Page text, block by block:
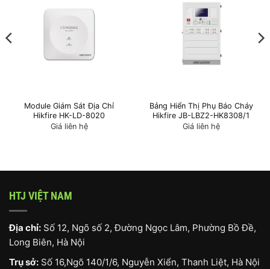
Module Giám Sát Địa Chỉ
Hikfire HK-LD-8020
Giá liên hệ
Bảng Hiển Thị Phụ Báo Cháy
Hikfire JB-LBZ2-HK8308/1
Giá liên hệ
HTJ VIỆT NAM
Địa chỉ: Số 12, Ngõ số 2, Đường Ngọc Lâm, Phường Bồ Đề,
Long Biên, Hà Nội
Trụ sở: Số 16,Ngõ 140/1/6, Nguyễn Xiển, Thanh Liệt, Hà Nội